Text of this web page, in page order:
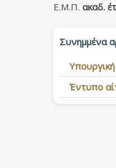
Ε.Μ.Π. ακαδ.
Συνημμένα
Έντυπο